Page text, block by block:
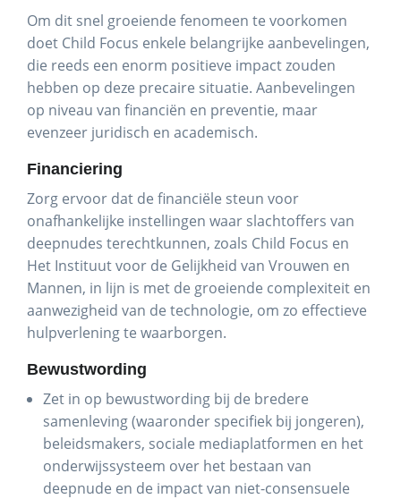
Om dit snel groeiende fenomeen te voorkomen
doet Child Focus enkele belangrijke aanbevelingen,
die reeds een enorm positieve impact zouden
hebben op deze precaire situatie. Aanbevelingen
op niveau van financiën en preventie, maar
evenzeer juridisch en academisch.
Financiering
Zorg ervoor dat de financiële steun voor
onafhankelijke instellingen waar slachtoffers van
deepnudes terechtkunnen, zoals Child Focus en
Het Instituut voor de Gelijkheid van Vrouwen en
Mannen, in lijn is met de groeiende complexiteit en
aanwezigheid van de technologie, om zo effectieve
hulpverlening te waarborgen.
Bewustwording
Zet in op bewustwording bij de bredere
samenleving (waaronder specifiek bij jongeren),
beleidsmakers, sociale mediaplatformen en het
onderwijssysteem over het bestaan van
deepnude en de impact van niet-consensuele